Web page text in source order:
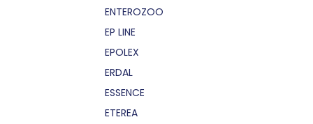
ENTEROZOO
EP LINE
EPOLEX
ERDAL
ESSENCE
ETEREA